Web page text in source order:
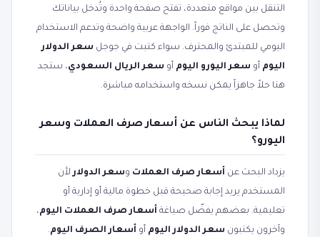
التنقل بين مواقع متعددة، تفتح صفحة واحدة وتُدخل بياناتك
وتحصل على الناتج فوراً. الواجهة عربية واضحة وتدعم الاستخدام
اليومي للمبتدئ والمحترف. سواء كتبت في جوجل سعر الدولار
اليوم أو سعر اليورو اليوم أو سعر الريال السعودي، ستجد
هنا حلاً جاهزاً يمكن نسخه واستخدامه مباشرة.
لماذا يبحث الناس عن أسعار صرف العملات وسعر
اليورو؟
يزداد البحث عن أسعار صرف العملات وسعر الدولارلأن
المستخدم يريد إجابة صحيحة قبل خطوة مالية أو إدارية أو
تعليمية. بعضهم يفضّل صياغة أسعار صرف العملات اليوم،
وآخرون يكتبون سعر الدولار اليوم أو أسعار الصرف اليوم.